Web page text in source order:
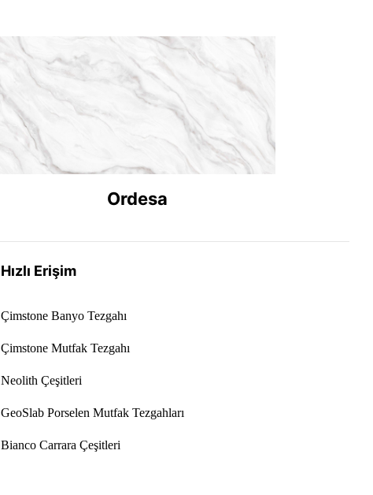
Ordesa
Hızlı Erişim
Çimstone Banyo Tezgahı
Çimstone Mutfak Tezgahı
Neolith Çeşitleri
GeoSlab Porselen Mutfak Tezgahları
Bianco Carrara Çeşitleri